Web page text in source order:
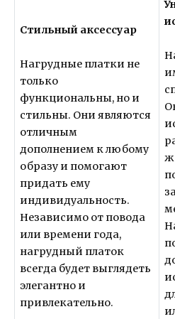
Стильный аксессуар
Нагрудные платки не
только
функциональны, но и
стильны. Они являются
отличным
дополнением к любому
образу и помогают
придать ему
индивидуальность.
Независимо от повода
или времени года,
нагрудный платок
всегда будет выглядеть
элегантно и
привлекательно.